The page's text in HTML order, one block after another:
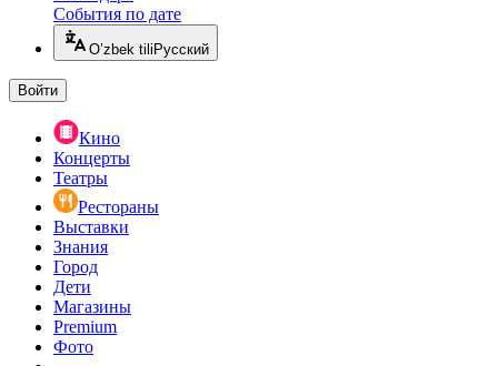
События по дате
O’zbek tili Русский
Войти
Кино
Концерты
Театры
Рестораны
Выставки
Знания
Город
Дети
Магазины
Premium
Фото